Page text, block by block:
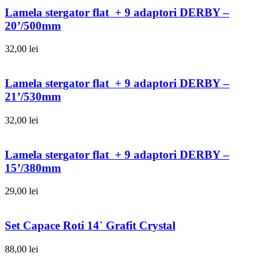
Lamela stergator flat + 9 adaptori DERBY –
20’/500mm
32,00 lei
Lamela stergator flat + 9 adaptori DERBY –
21’/530mm
32,00 lei
Lamela stergator flat + 9 adaptori DERBY –
15’/380mm
29,00 lei
Set Capace Roti 14` Grafit Crystal
88,00 lei